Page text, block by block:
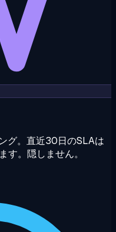
グ。直近30日のSLAは
。隠しません。